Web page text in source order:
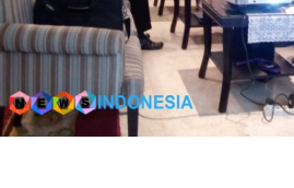
Kuliner
Iptek